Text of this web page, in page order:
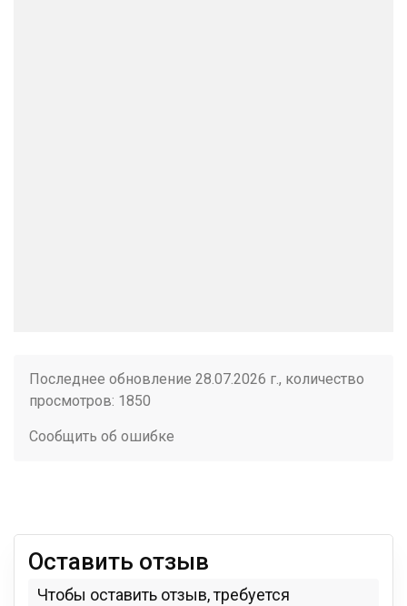
Последнее обновление 28.07.2026 г., количество
просмотров: 1850
Сообщить об ошибке
Оставить отзыв
Чтобы оставить отзыв, требуется